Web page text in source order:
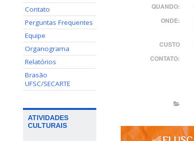
Contato
Perguntas Frequentes
Equipe
Organograma
Relatórios
Brasão
UFSC/SECARTE
ATIVIDADES
CULTURAIS
QUANDO:
ONDE:
CUSTO
CONTATO: